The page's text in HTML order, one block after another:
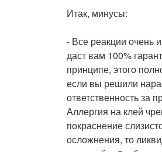
Итак, минусы:
- Все реакции очень
даст вам 100%
принципе, этого
если вы решили
ответственность за
Аллергия на клей
покраснение
осложнения, то